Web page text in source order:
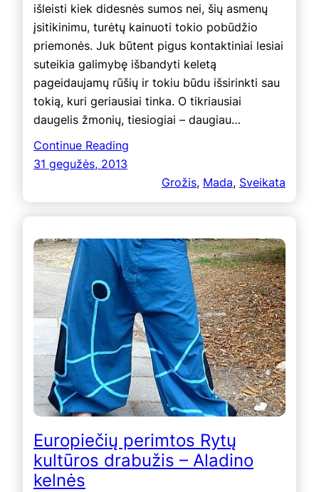
išleisti kiek didesnės sumos nei, šių asmenų
įsitikinimu, turėtų kainuoti tokio pobūdžio
priemonės. Juk būtent pigus kontaktiniai lesiai
suteikia galimybę išbandyti keletą
pageidaujamų rūšių ir tokiu būdu išsirinkti sau
tokią, kuri geriausiai tinka. O tikriausiai
daugelis žmonių, tiesiogiai – daugiau…
Continue Reading
31 gegužės, 2013
Grožis, Mada, Sveikata
Europiečių perimtos Rytų
kultūros drabužis – Aladino
kelnės